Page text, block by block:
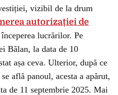
vizibil de la drum
autorizației de
lucrărilor. Pe
Bălan, la data de 10
așa ceva. Ulterior, după ce
află panoul, acesta a apărut,
de 11 septembrie 2025. Mai